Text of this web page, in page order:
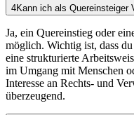
4Kann ich als Quereinsteiger
Ja, ein Quereinstieg oder
möglich. Wichtig ist, dass
eine strukturierte
im Umgang mit Menschen
Interesse an Rechts- und
überzeugend.